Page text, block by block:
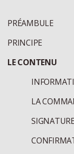
PRÉAMBULE
PRINCIPE
LE CONTENU
LA